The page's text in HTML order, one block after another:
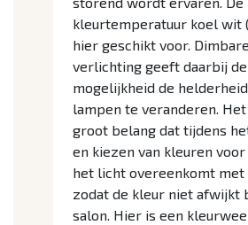
kleurtemperatuur koel wit
hier geschikt voor.
verlichting geeft daarbij de
mogelijkheid de
lampen te veranderen. Het
groot belang dat tijdens
en kiezen van kleuren voor
het licht overeenkomt met
zodat de kleur niet afwijkt
salon. Hier is een